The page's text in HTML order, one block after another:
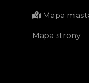
Mapa
Mapa strony